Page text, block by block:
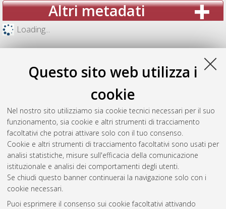
Questo sito web utilizza i
cookie
Nel nostro sito utilizziamo sia cookie tecnici necessari per il suo
funzionamento, sia cookie e altri strumenti di tracciamento
facoltativi che potrai attivare solo con il tuo consenso.
Cookie e altri strumenti di tracciamento facoltativi sono usati per
analisi statistiche, misure sull'efficacia della comunicazione
istituzionale e analisi dei comportamenti degli utenti.
Se chiudi questo banner continuerai la navigazione solo con i
cookie necessari.
Puoi esprimere il consenso sui cookie facoltativi attivando
Altri metadati
Loading...
Gestione del documento:
Atom